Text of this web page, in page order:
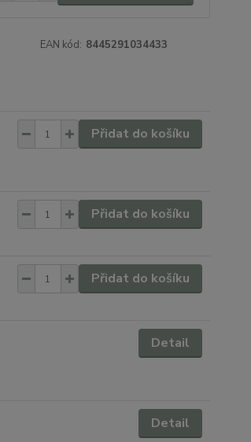
EAN kód: 8445291034433
Přidat do košíku
Přidat do košíku
Přidat do košíku
Detail
Detail